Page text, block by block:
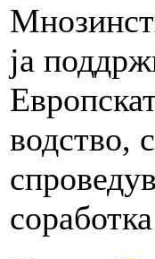
ја
водство,